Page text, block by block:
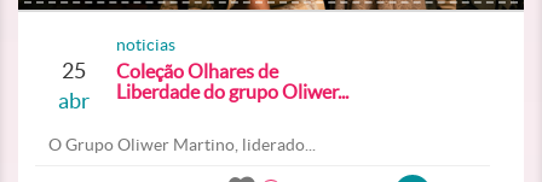
25
abr
noticias
Coleção Olhares de
Liberdade do grupo Oliwer...
O Grupo Oliwer Martino, liderado...